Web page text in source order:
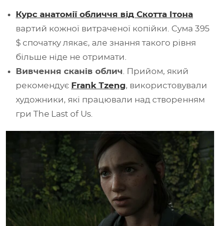
Курс анатомії обличчя від Скотта Ітона
вартий кожної витраченої копійки. Сума 395
$ спочатку лякає, але знання такого рівня
більше ніде не отримати.
Вивчення сканів облич. Прийом, який
рекомендує Frank Tzeng, використовували
художники, які працювали над створенням
гри The Last of Us.